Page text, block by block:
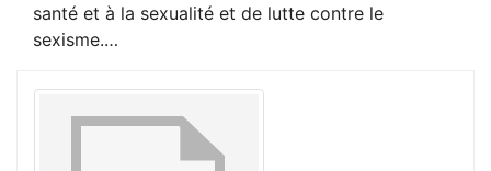
santé et à la sexualité et de lutte contre le
sexisme.…